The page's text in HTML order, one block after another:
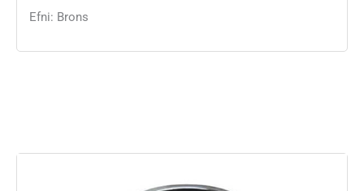
Efni: Brons